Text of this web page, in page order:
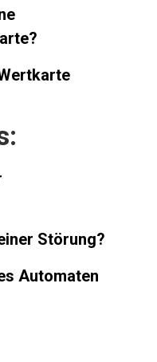
Störung?
Automaten